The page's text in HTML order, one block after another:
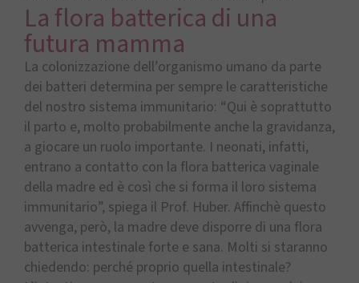
La flora batterica di una
futura mamma
La colonizzazione dell’organismo umano da parte
dei batteri determina per sempre le caratteristiche
del nostro sistema immunitario: “Qui è soprattutto
il parto e, molto probabilmente anche la gravidanza,
a giocare un ruolo importante. I neonati, infatti,
entrano a contatto con la flora batterica vaginale
della madre ed è così che si forma il loro sistema
immunitario”, spiega il Prof. Huber. Affinchè questo
avvenga, però, la madre deve disporre di una flora
batterica intestinale forte e sana. Molti si staranno
chiedendo: perché proprio quella intestinale?